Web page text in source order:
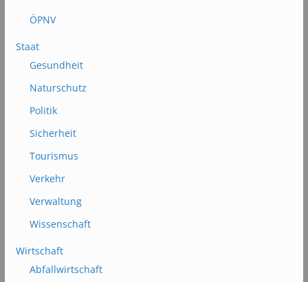
ÖPNV
Staat
Gesundheit
Naturschutz
Politik
Sicherheit
Tourismus
Verkehr
Verwaltung
Wissenschaft
Wirtschaft
Abfallwirtschaft